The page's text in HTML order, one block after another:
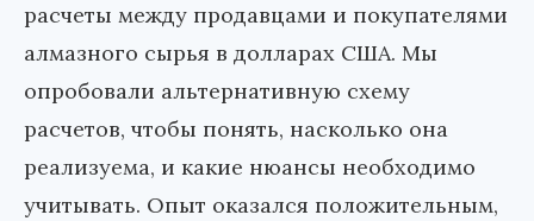
расчеты между продавцами и покупателями
алмазного сырья в долларах США. Мы
опробовали альтернативную схему
расчетов, чтобы понять, насколько она
реализуема, и какие нюансы необходимо
учитывать. Опыт оказался положительным,